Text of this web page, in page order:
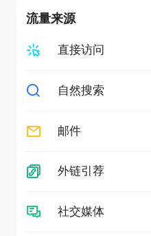
流量来源
直接访问
自然搜索
邮件
外链引荐
社交媒体